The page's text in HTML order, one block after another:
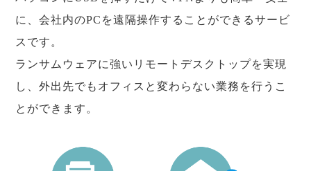
に、会社内のPCを遠隔操作することができるサービ
スです。
ランサムウェアに強いリモートデスクトップを実現
し、外出先でもオフィスと変わらない業務を行うこ
とができます。